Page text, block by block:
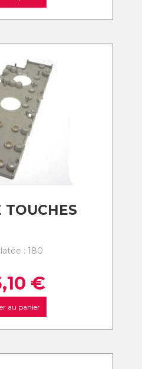
TOUCHES
: 180
€
au panier